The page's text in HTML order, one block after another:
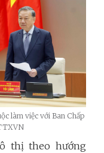
làm việc với Ban Chấp
thị theo hướng